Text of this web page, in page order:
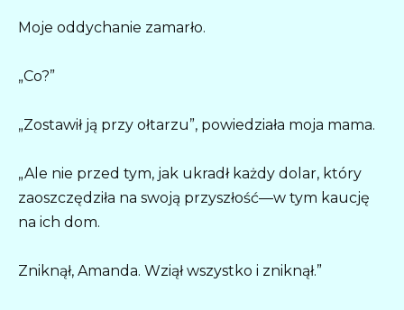
Moje oddychanie zamarło.
„Co?”
„Zostawił ją przy ołtarzu”, powiedziała moja mama.
„Ale nie przed tym, jak ukradł każdy dolar, który
zaoszczędziła na swoją przyszłość—w tym kaucję
na ich dom.
Zniknął, Amanda. Wziął wszystko i zniknął.”